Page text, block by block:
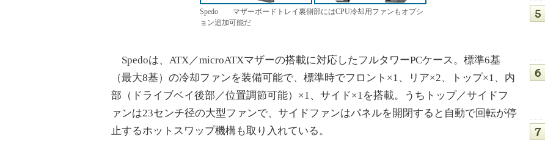
Spedo マザーボードトレイ裏側部にはCPU冷却用ファンもオプシ
ョン追加可能だ
Spedoは、ATX／microATXマザーの搭載に対応したフルタワーPCケース。標準6基
（最大8基）の冷却ファンを装備可能で、標準時でフロント×1、リア×2、トップ×1、内
部（ドライブベイ後部／位置調節可能）×1、サイド×1を搭載。うちトップ／サイドフ
ァンは23センチ径の大型ファンで、サイドファンはパネルを開閉すると自動で回転が停
止するホットスワップ機構も取り入れている。